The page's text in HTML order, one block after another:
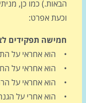
כמו כן, מניתי
אפרט:
תפקידים לצ'י:
אחראי על התמרה
אחראי על החזקת
אחראי על הרמה
אחרי על הגנה